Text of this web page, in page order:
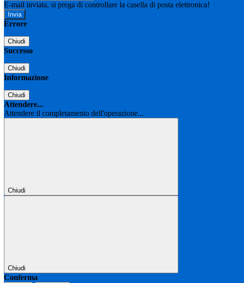
E-mail inviata, si prega di controllare la casella di posta elettronica!
Errore
Chiudi
Successo
Chiudi
Informazione
Chiudi
Attendere...
Attendere il completamento dell'operazione...
Chiudi
Chiudi
Conferma